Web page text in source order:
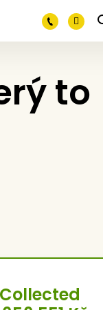
to
Collected